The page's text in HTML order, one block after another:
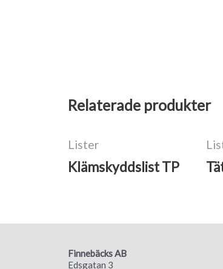
Relaterade produkter
Lister
Klämskyddslist TP
Finnebäcks AB
Edsgatan 3